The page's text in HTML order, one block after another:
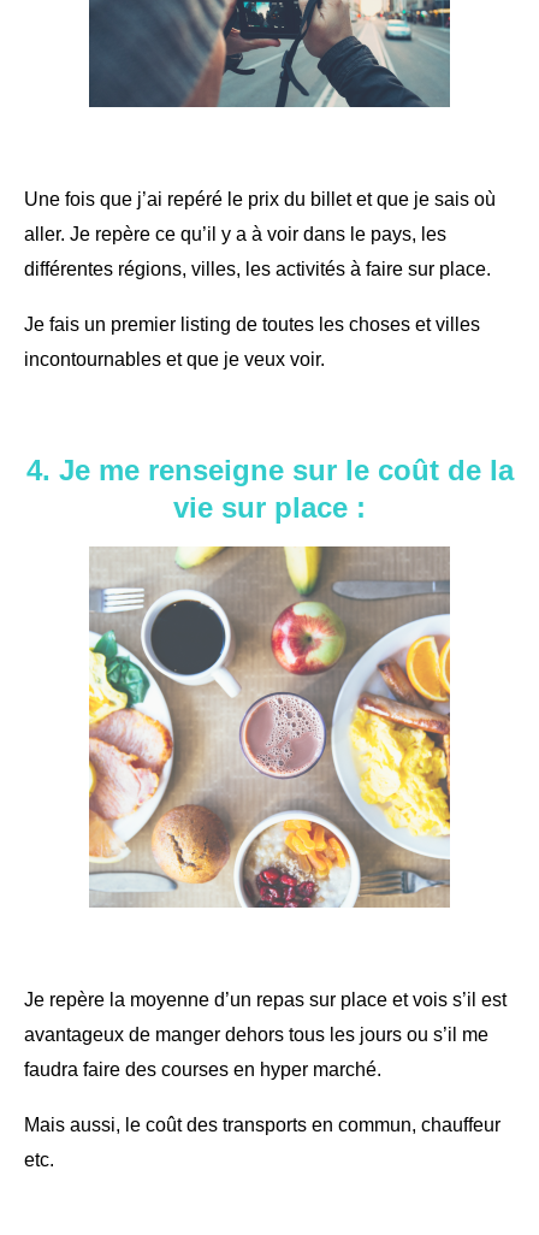
Une fois que j’ai repéré le prix du billet et que je sais où
aller. Je repère ce qu’il y a à voir dans le pays, les
différentes régions, villes, les activités à faire sur place.
Je fais un premier listing de toutes les choses et villes
incontournables et que je veux voir.
4. Je me renseigne sur le coût de la
vie sur place :
Je repère la moyenne d’un repas sur place et vois s’il est
avantageux de manger dehors tous les jours ou s’il me
faudra faire des courses en hyper marché.
Mais aussi, le coût des transports en commun, chauffeur
etc.